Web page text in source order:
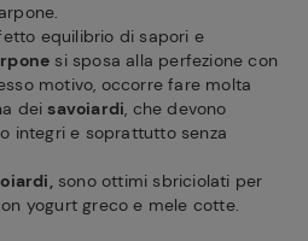
equilibrio di sapori e
si sposa alla perfezione con
motivo, occorre fare molta
dei savoiardi, che devono
integri e soprattutto senza
sono ottimi sbriciolati per
yogurt greco e mele cotte.